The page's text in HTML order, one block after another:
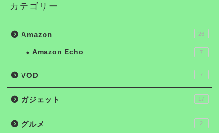
カテゴリー
Amazon 26
Amazon Echo 7
VOD 7
ガジェット 17
グルメ 2